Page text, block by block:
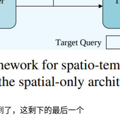
，这剩下的最后一个